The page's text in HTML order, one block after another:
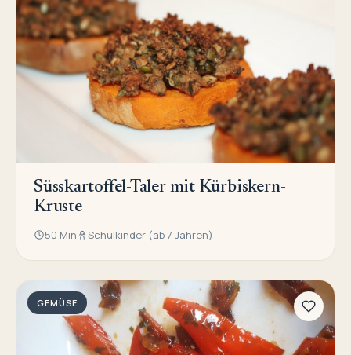
Süsskartoffel-Taler mit Kürbiskern-
Kruste
50 Min Schulkinder (ab 7 Jahren)
GEMÜSE